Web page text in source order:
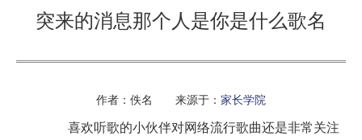
突来的消息那个人是你是什么歌名
作者：佚名 来源于： 家长学院
喜欢听歌的小伙伴对网络流行歌曲还是非常关注